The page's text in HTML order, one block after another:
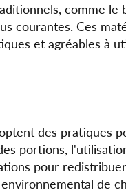
comme le
courantes. Ces
et agréables à
des pratiques
portions,
pour
de